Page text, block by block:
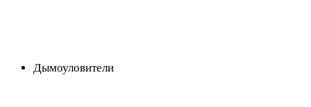
Дымоуловители